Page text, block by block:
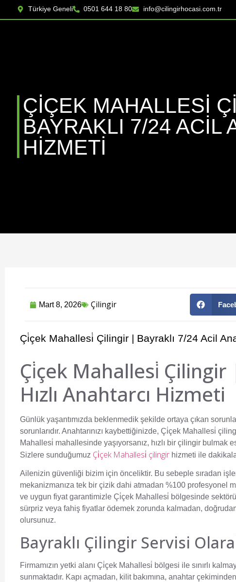
Türkiye Geneli 0501 644 18 80 info@cilingirhocasi.com.tr
ÇİÇEK MAHALLESİ
BAYRAKLI 7/24 ACIL
HIZMETI
Mart 8, 2026 Çilingir
Çi̇çek Mahallesi̇ Çilingir | Bayraklı 7/24 Acil
Çi̇çek Mahallesi̇ Çilingir
Hızlı Anahtarcı Hizmeti
Günlük yaşantımızda beklenmedik şekilde ortaya çıkan
sorunlarıdır. Anahtarınızı kaybettiğinizde, Çi̇çek Mahallesi̇
Mahallesi̇ mahallesinde yaşıyorsanız, hızlı bir çilingir bulmak
Sizlere sunduğumuz Çi̇çek Mahallesi̇ çilingir hizmeti ile
Ailenizin güvenliği bizim için önceliktir. Bu sebeple sıradan
mekanizmanıza tek bir çizik dahi atmadan %100 profesyonel
ve uygun fiyat garantimizle Çi̇çek Mahallesi̇ bölgesinde
sürpriz veya fahiş fiyatlar ödemek zorunda kalmadan,
olursunuz.
Bayraklı Çilingir Servisi
Firmamızın yetki alanı Çi̇çek Mahallesi̇ bölgesi ile sınırlı
sunmaktadır. Kapı açmadan, kilit bakımına, anahtar